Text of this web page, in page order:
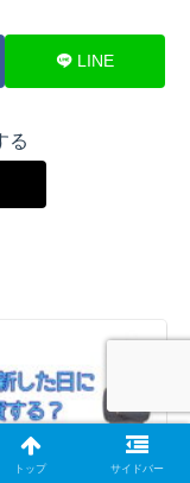
LINE
る
トップ サイドバー